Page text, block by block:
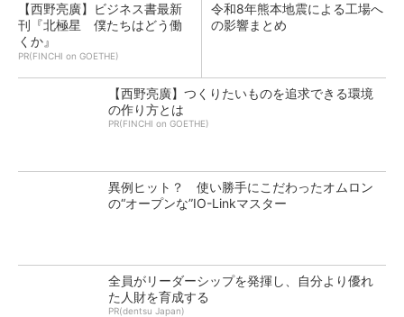
【西野亮廣】ビジネス書最新
刊『北極星 僕たちはどう働
くか』
PR(FINCHI on GOETHE)
令和8年熊本地震による工場へ
の影響まとめ
【西野亮廣】つくりたいものを追求できる環境
の作り方とは
PR(FINCHI on GOETHE)
異例ヒット？ 使い勝手にこだわったオムロン
の“オープンな”IO-Linkマスター
全員がリーダーシップを発揮し、自分より優れ
た人財を育成する
PR(dentsu Japan)